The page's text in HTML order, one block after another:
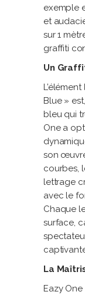
exemple
et
sur 1
graffiti
Un
Blue »
bleu qui
One a
son
courbes,
lettrage
avec le
Chaque
surface,
La
Eazy